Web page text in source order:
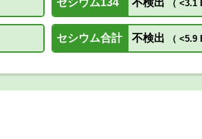
セシウム134 不検出 （ <3.1
セシウム合計 不検出 （ <5.9